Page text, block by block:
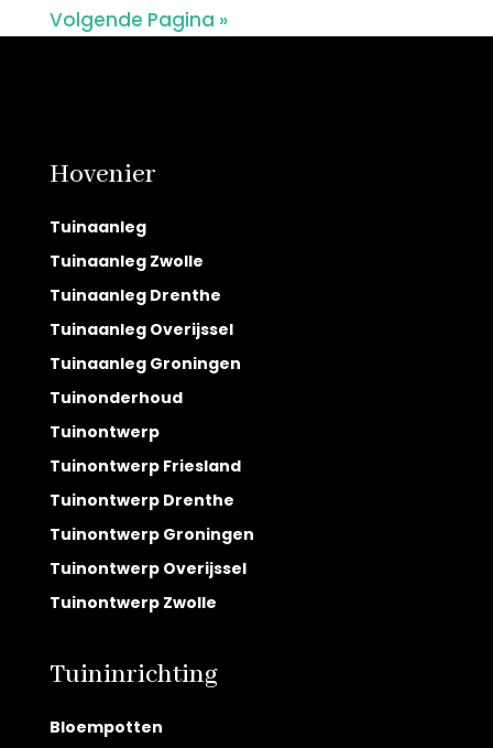
Volgende Pagina »
Hovenier
Tuinaanleg
Tuinaanleg Zwolle
Tuinaanleg Drenthe
Tuinaanleg Overijssel
Tuinaanleg Groningen
Tuinonderhoud
Tuinontwerp
Tuinontwerp Friesland
Tuinontwerp Drenthe
Tuinontwerp Groningen
Tuinontwerp Overijssel
Tuinontwerp Zwolle
Tuininrichting
Bloempotten